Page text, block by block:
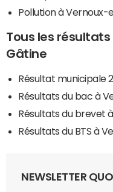
Pollution à
Tous les
Gâtine
Résultat municipale
Résultats du bac à
Résultats du brevet
Résultats du BTS à
NEWSLETTER